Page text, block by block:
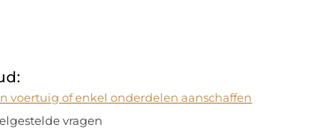
voertuig of enkel onderdelen aanschaffen
vragen